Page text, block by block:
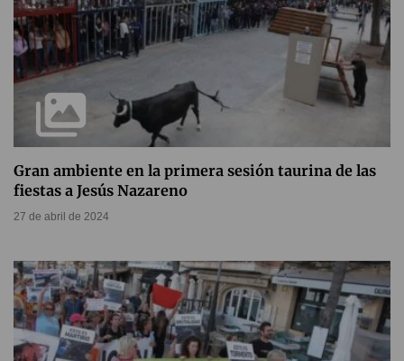
Gran ambiente en la primera sesión taurina de las
fiestas a Jesús Nazareno
27 de abril de 2024